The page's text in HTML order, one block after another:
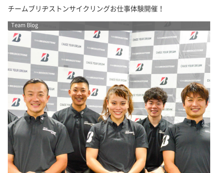
チームブリヂストンサイクリングお仕事体験開催！
Team Blog